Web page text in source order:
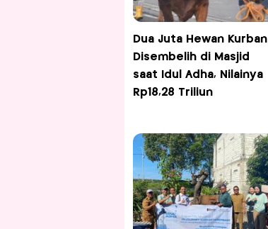
Dua Juta Hewan Kurban
Disembelih di Masjid
saat Idul Adha, Nilainya
Rp18,28 Triliun